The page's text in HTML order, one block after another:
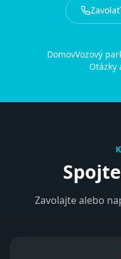
Zavolať
DomovVozový
Otázky
Zavolajte alebo